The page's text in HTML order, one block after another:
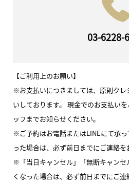
03-6228-
【ご利用上のお願い】
※お支払いにつきましては、原則ク
いしております。 現金でのお支払い
ッフまでお知らせください。
※ご予約はお電話またはLINEにて承
った場合は、必ず前日までにご連絡を
※「当日キャンセル」「無断キャン
くなった場合は、必ず前日までにご連